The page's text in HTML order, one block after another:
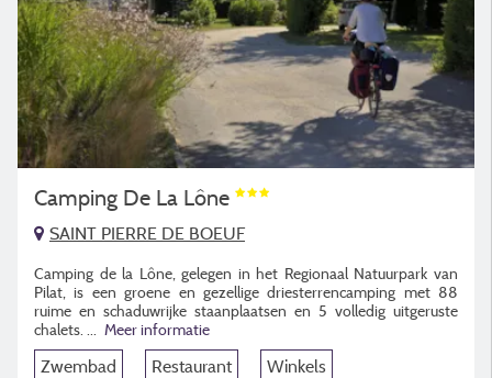
Camping De La Lône
SAINT PIERRE DE BOEUF
Camping de la Lône, gelegen in het Regionaal Natuurpark van
Pilat, is een groene en gezellige driesterrencamping met 88
ruime en schaduwrijke staanplaatsen en 5 volledig uitgeruste
chalets.
Meer informatie
Zwembad Restaurant
Winkels